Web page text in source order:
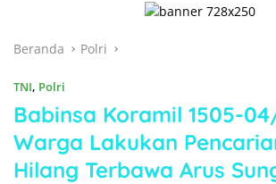
Beranda Polri
TNI, Polri
Babinsa Koramil 1505-
Warga Lakukan
Hilang Terbawa Arus